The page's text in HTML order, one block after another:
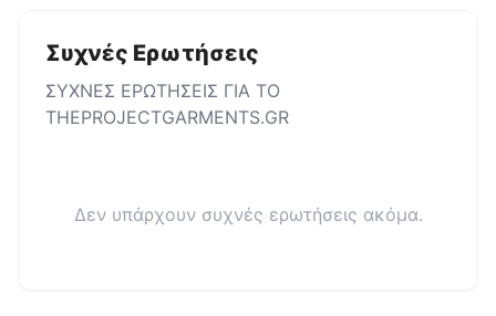
Συχνές Ερωτήσεις
ΣΥΧΝΕΣ ΕΡΩΤΗΣΕΙΣ ΓΙΑ ΤΟ
THEPROJECTGARMENTS.GR
Δεν υπάρχουν συχνές ερωτήσεις ακόμα.